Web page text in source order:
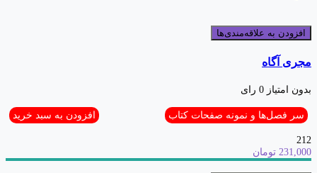
افزودن به علاقه‌مندی‌ها
مجری آگاه
بدون امتیاز 0 رای
سر فصل‌ها و نمونه صفحات کتاب افزودن به سبد خرید
212
231,000 تومان